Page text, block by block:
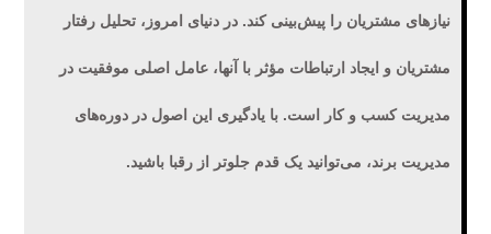
نیازهای مشتریان را پیش‌بینی کند. در دنیای امروز، تحلیل رفتار
مشتریان و ایجاد ارتباطات مؤثر با آنها، عامل اصلی موفقیت در
مدیریت کسب و کار است. با یادگیری این اصول در دوره‌های
مدیریت برند، می‌توانید یک قدم جلوتر از رقبا باشید.